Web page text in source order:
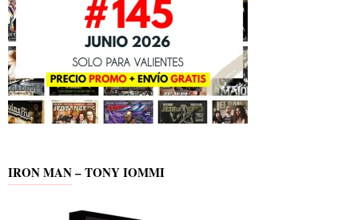
IRON MAN – TONY IOMMI